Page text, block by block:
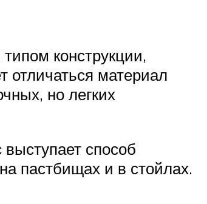
конструкции,
материал
но легких
способ
пастбищах и в стойлах.